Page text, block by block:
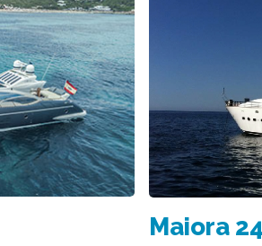
Maiora